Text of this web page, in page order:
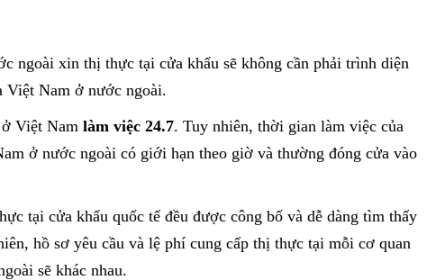
ngoài xin thị thực tại cửa khẩu sẽ không cần phải trình diện
Việt Nam ở nước ngoài.
Việt Nam làm việc 24.7. Tuy nhiên, thời gian làm việc của
ở nước ngoài có giới hạn theo giờ và thường đóng cửa vào
tại cửa khẩu quốc tế đều được công bố và dễ dàng tìm thấy
hồ sơ yêu cầu và lệ phí cung cấp thị thực tại mỗi cơ quan
sẽ khác nhau.